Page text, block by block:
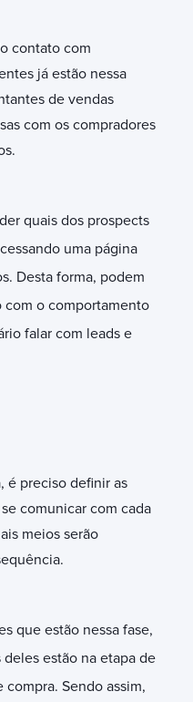
contato com
já estão nessa
de vendas
com os compradores
quais dos prospects
uma página
Desta forma, podem
o comportamento
falar com leads e
é preciso definir as
comunicar com cada
meios serão
que estão nessa fase,
estão na etapa de
Sendo assim,